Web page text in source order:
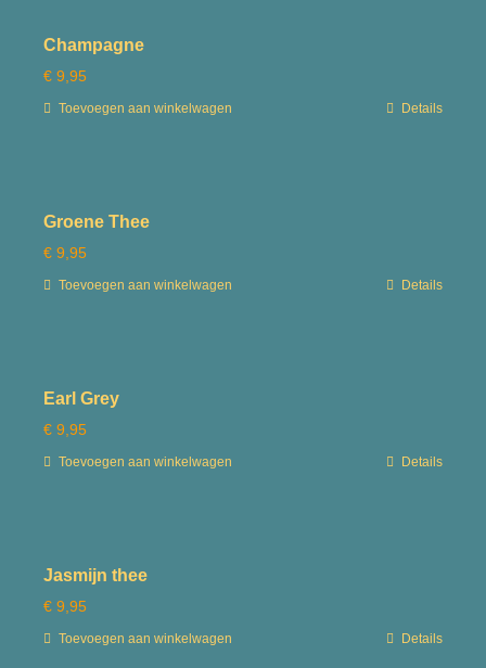
Champagne
€9,95
Toevoegen aan winkelwagen Details
Groene Thee
€9,95
Toevoegen aan winkelwagen Details
Earl Grey
€9,95
Toevoegen aan winkelwagen Details
Jasmijn thee
€9,95
Toevoegen aan winkelwagen Details